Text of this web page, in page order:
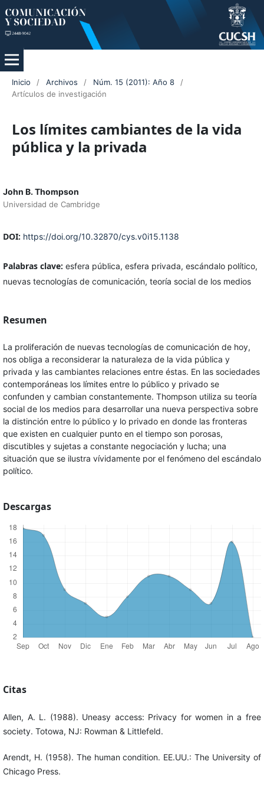
Inicio / Archivos / Núm. 15 (2011): Año 8
/
Artículos de investigación
Los límites cambiantes de la vida
pública y la privada
John B. Thompson
Universidad de Cambridge
DOI: https://doi.org/10.32870/cys.v0i15.1138
Palabras clave: esfera pública, esfera privada, escándalo político,
nuevas tecnologías de comunicación, teoría social de los medios
Resumen
La proliferación de nuevas tecnologías de comunicación de hoy,
nos obliga a reconsiderar la naturaleza de la vida pública y
privada y las cambiantes relaciones entre éstas. En las sociedades
contemporáneas los límites entre lo público y privado se
confunden y cambian constantemente. Thompson utiliza su teoría
social de los medios para desarrollar una nueva perspectiva sobre
la distinción entre lo público y lo privado en donde las fronteras
que existen en cualquier punto en el tiempo son porosas,
discutibles y sujetas a constante negociación y lucha; una
situación que se ilustra vívidamente por el fenómeno del escándalo
político.
Descargas
Citas
Allen, A. L. (1988). Uneasy access: Privacy for women in a free
society. Totowa, NJ: Rowman & Littlefeld.
Arendt, H. (1958). The human condition. EE.UU.: The University of
Chicago Press.